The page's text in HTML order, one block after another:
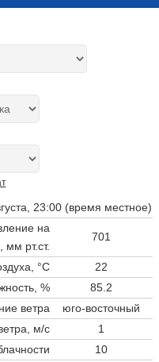
23:00 (время местное)
на
мм рт.ст.
701
°C
22
%
85.2
ветра
юго-восточный
м/с
1
10